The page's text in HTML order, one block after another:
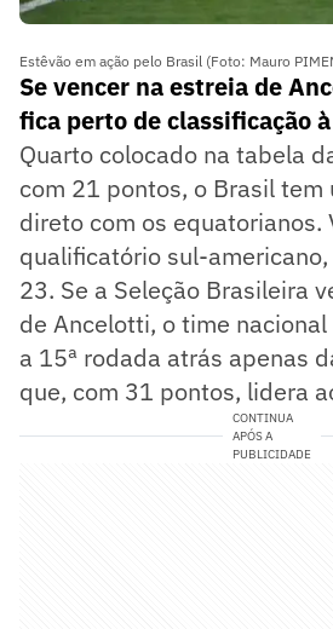
Estêvão em ação pelo Brasil (Foto: Mauro
Se vencer na estreia de
fica perto de classificação
Quarto colocado na tabela
com 21 pontos, o Brasil tem
direto com os equatorianos.
qualificatório sul-
23. Se a Seleção Brasileira
de Ancelotti, o time
a 15ª rodada atrás apenas
que, com 31 pontos, lidera
CONTINUA
APÓS A
PUBLICIDADE